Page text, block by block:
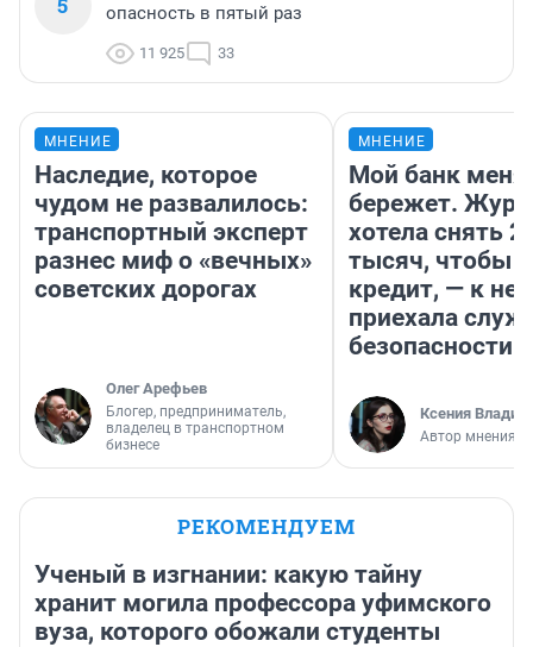
опасность в пятый раз
11 925 33
МНЕНИЕ
Наследие, которое
чудом не развалилось:
транспортный эксперт
разнес миф о «вечных»
советских дорогах
Олег Арефьев
Блогер, предприниматель,
владелец в транспортном
бизнесе
МНЕНИЕ
Мой банк меня
бережет.
хотела снять
тысяч, чтобы
кредит, — к
приехала
безопасности
Ксения
Автор мнения
РЕКОМЕНДУЕМ
Ученый в изгнании: какую тайну
хранит могила профессора уфимского
вуза, которого обожали студенты